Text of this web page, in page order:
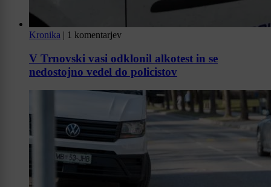
Kronika | 1 komentarjev
V Trnovski vasi odklonil alkotest in se
nedostojno vedel do policistov